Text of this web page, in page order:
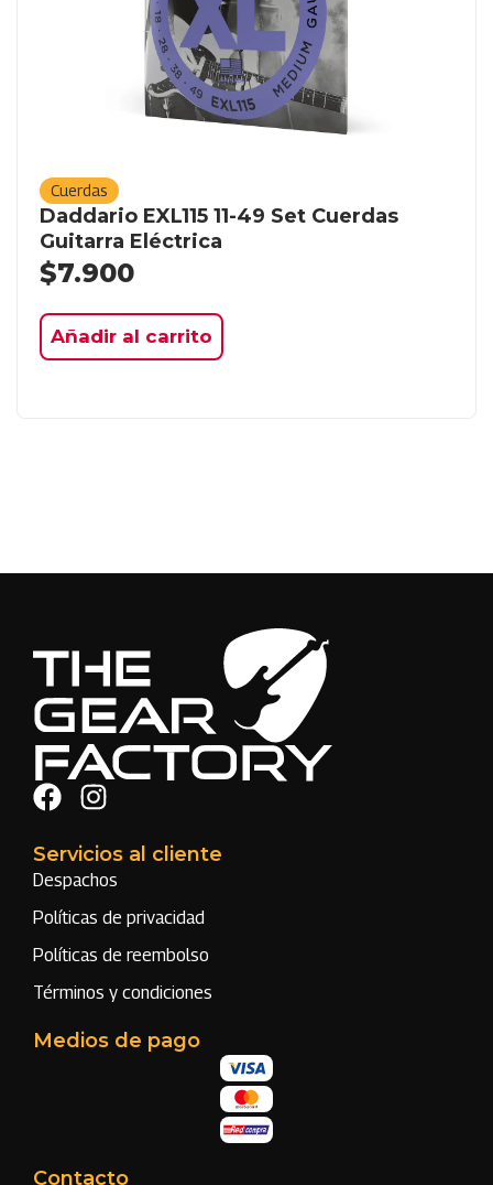
Cuerdas
Daddario EXL115 11-49 Set Cuerdas
Guitarra Eléctrica
$7.900
Añadir al carrito
Servicios al cliente
Despachos
Políticas de privacidad
Políticas de reembolso
Términos y condiciones
Medios de pago
Contacto